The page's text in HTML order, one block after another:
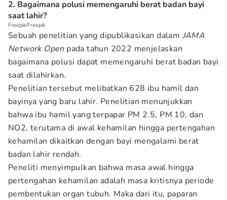
2. Bagaimana polusi memengaruhi berat badan bayi
saat lahir?
Freepik/Freepik
Sebuah penelitian yang dipublikasikan dalam JAMA
Network Openpada tahun 2022 menjelaskan
bagaimana polusi dapat memengaruhi berat badan bayi
saat dilahirkan.
Penelitian tersebut melibatkan 628 ibu hamil dan
bayinya yang baru lahir. Penelitian menunjukkan
bahwa ibu hamil yang terpapar PM 2.5, PM 10, dan
NO2, terutama di awal kehamilan hingga pertengahan
kehamilan dikaitkan dengan bayi mengalami berat
badan lahir rendah.
Peneliti menyimpulkan bahwa masa awal hingga
pertengahan kehamilan adalah masa kritisnya periode
pembentukan organ tubuh. Maka dari itu, paparan